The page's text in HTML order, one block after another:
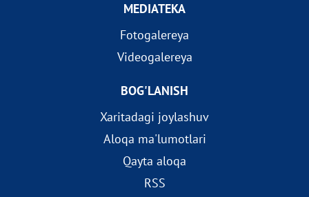
MEDIATEKA
Fotogalereya
Videogalereya
BOG'LANISH
Xaritadagi joylashuv
Aloqa ma'lumotlari
Qayta aloqa
RSS